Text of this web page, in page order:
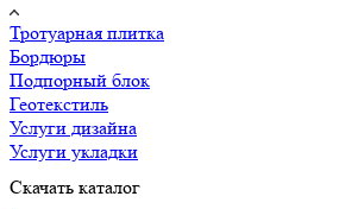
Тротуарная плитка
Бордюры
Подпорный блок
Геотекстиль
Услуги дизайна
Услуги укладки
Скачать каталог